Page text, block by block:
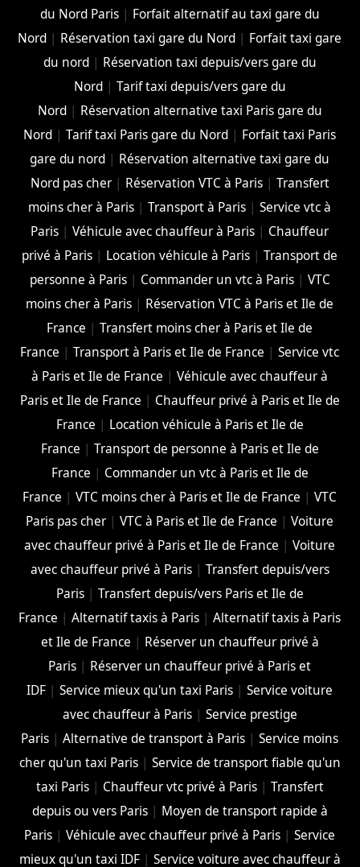
du Nord Paris| Forfait alternatif au taxi gare du
Nord | Réservation taxi gare du Nord | Forfait taxi gare
du nord| Réservation taxi depuis/vers gare du
Nord| Tarif taxi depuis/vers gare du
Nord| Réservation alternative taxi Paris gare du
Nord |Tarif taxi Paris gare du Nord | Forfait taxi Paris
gare du nord | Réservation alternative taxi gare du
Nord pas cher| Réservation VTC à Paris| Transfert
moins cher à Paris |Transport à Paris |Service vtc à
Paris |Véhicule avec chauffeur à Paris | Chauffeur
privé à Paris | Location véhicule à Paris |Transport de
personne à Paris| Commander un vtc à Paris| VTC
moins cher à Paris | Réservation VTC à Paris et Ile de
France |Transfert moins cher à Paris et Ile de
France |Transport à Paris et Ile de France |Service vtc
à Paris et Ile de France |Véhicule avec chauffeur à
Paris et Ile de France | Chauffeur privé à Paris et Ile de
France | Location véhicule à Paris et Ile de
France | Transport de personne à Paris et Ile de
France | Commander un vtc à Paris et Ile de
France |VTC moins cher à Paris et Ile de France |VTC
Paris pas cher |VTC à Paris et Ile de France |Voiture
avec chauffeur privé à Paris et Ile de France |Voiture
avec chauffeur privé à Paris| Transfert depuis/vers
Paris| Transfert depuis/vers Paris et Ile de
France |Alternatif taxis à Paris |Alternatif taxis à Paris
et Ile de France | Réserver un chauffeur privé à
Paris | Réserver un chauffeur privé à Paris et
IDF |Service mieux qu'un taxi Paris |Service voiture
avec chauffeur à Paris| Service prestige
Paris |Alternative de transport à Paris |Service moins
cher qu'un taxi Paris| Service de transport fiable qu'un
taxi Paris| Chauffeur vtc privé à Paris| Transfert
depuis ou vers Paris| Moyen de transport rapide à
Paris |Véhicule avec chauffeur privé à Paris |Service
mieux qu'un taxi IDF| Service voiture avec chauffeur à